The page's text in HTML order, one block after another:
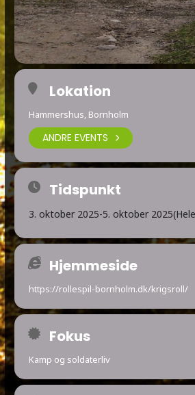
Lokation
Hammershus, Bornholm
ANDRE EVENTS
Tidspunkt
3. oktober 2025-5. oktober 2025
Hjemmeside
https://rollespil-bornholm.dk/krigsroll/
Fokus
Kamp og soldaterliv